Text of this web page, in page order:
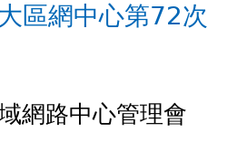
區網中心第72次
網路中心管理會